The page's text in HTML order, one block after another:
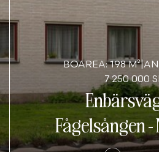
BOAREA: 198 M²|
7 250 000
Fågelsången-